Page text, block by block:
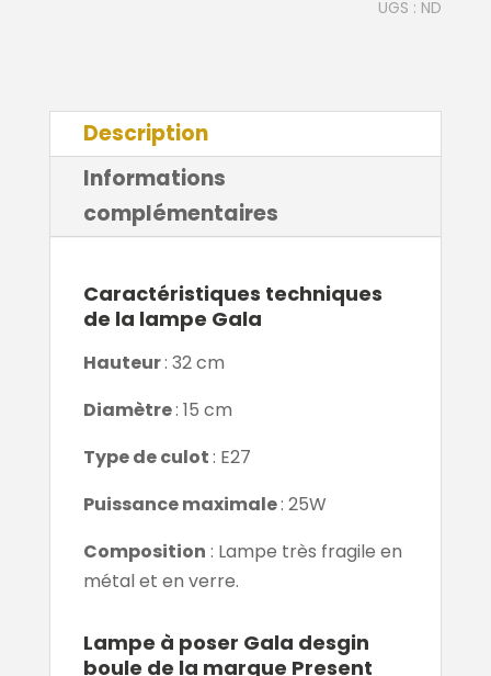
UGS : ND
Description
Informations
complémentaires
Caractéristiques techniques
de la lampe Gala
Hauteur: 32 cm
Diamètre: 15 cm
Type de culot: E27
Puissance maximale: 25W
Composition : Lampe très fragile en
métal et en verre.
Lampe à poser Gala desgin
boule de la marque Present